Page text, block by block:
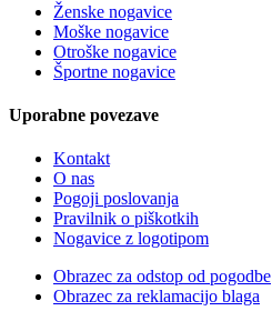
Ženske nogavice
Moške nogavice
Otroške nogavice
Športne nogavice
Uporabne povezave
Kontakt
O nas
Pogoji poslovanja
Pravilnik o piškotkih
Nogavice z logotipom
Obrazec za odstop od pogodbe
Obrazec za reklamacijo blaga